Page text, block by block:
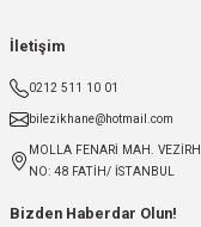
İletişim
0212 511 10 01
bilezikhane@hotmail.com
MOLLA FENARİ MAH.
NO: 48 FATİH/ İSTANBUL
Bizden Haberdar Olun!